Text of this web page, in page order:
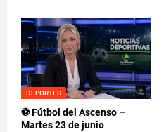
DEPORTES
⚽ Fútbol del Ascenso –
Martes 23 de junio